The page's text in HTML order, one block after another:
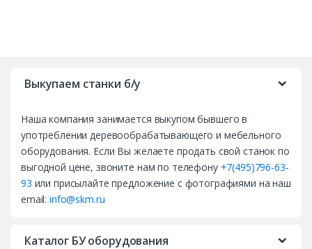
Выкупаем станки б/у
Наша компания занимается выкупом бывшего в
употреблении деревообрабатывающего и мебельного
оборудования. Если Вы желаете продать свой станок по
выгодной цене, звоните нам по телефону +7(495)796-63-
93 или присылайте предложение с фотографиями на наш
email:info@skm.ru
Каталог БУ оборудования